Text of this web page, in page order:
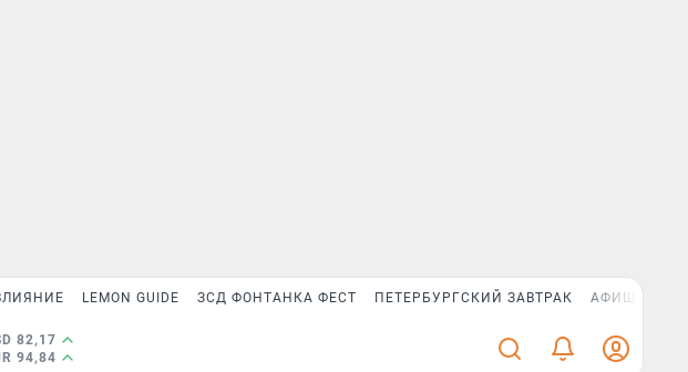
LEMON GUIDE ЗСД ФОНТАНКА ФЕСТ ПЕТЕРБУРГСКИЙ ЗАВТРАК АФИША PLUS
82,17
94,84